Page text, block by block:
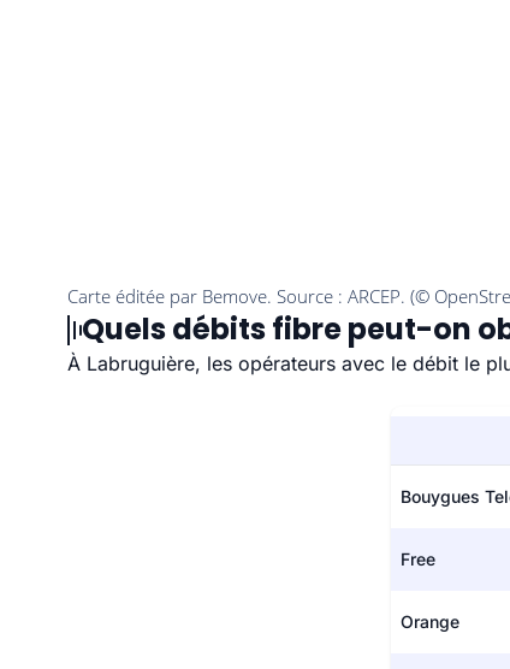
Quels débits fibre peut-on
À Labruguière, les opérateurs avec le débit le
Bouygues
Free
Orange